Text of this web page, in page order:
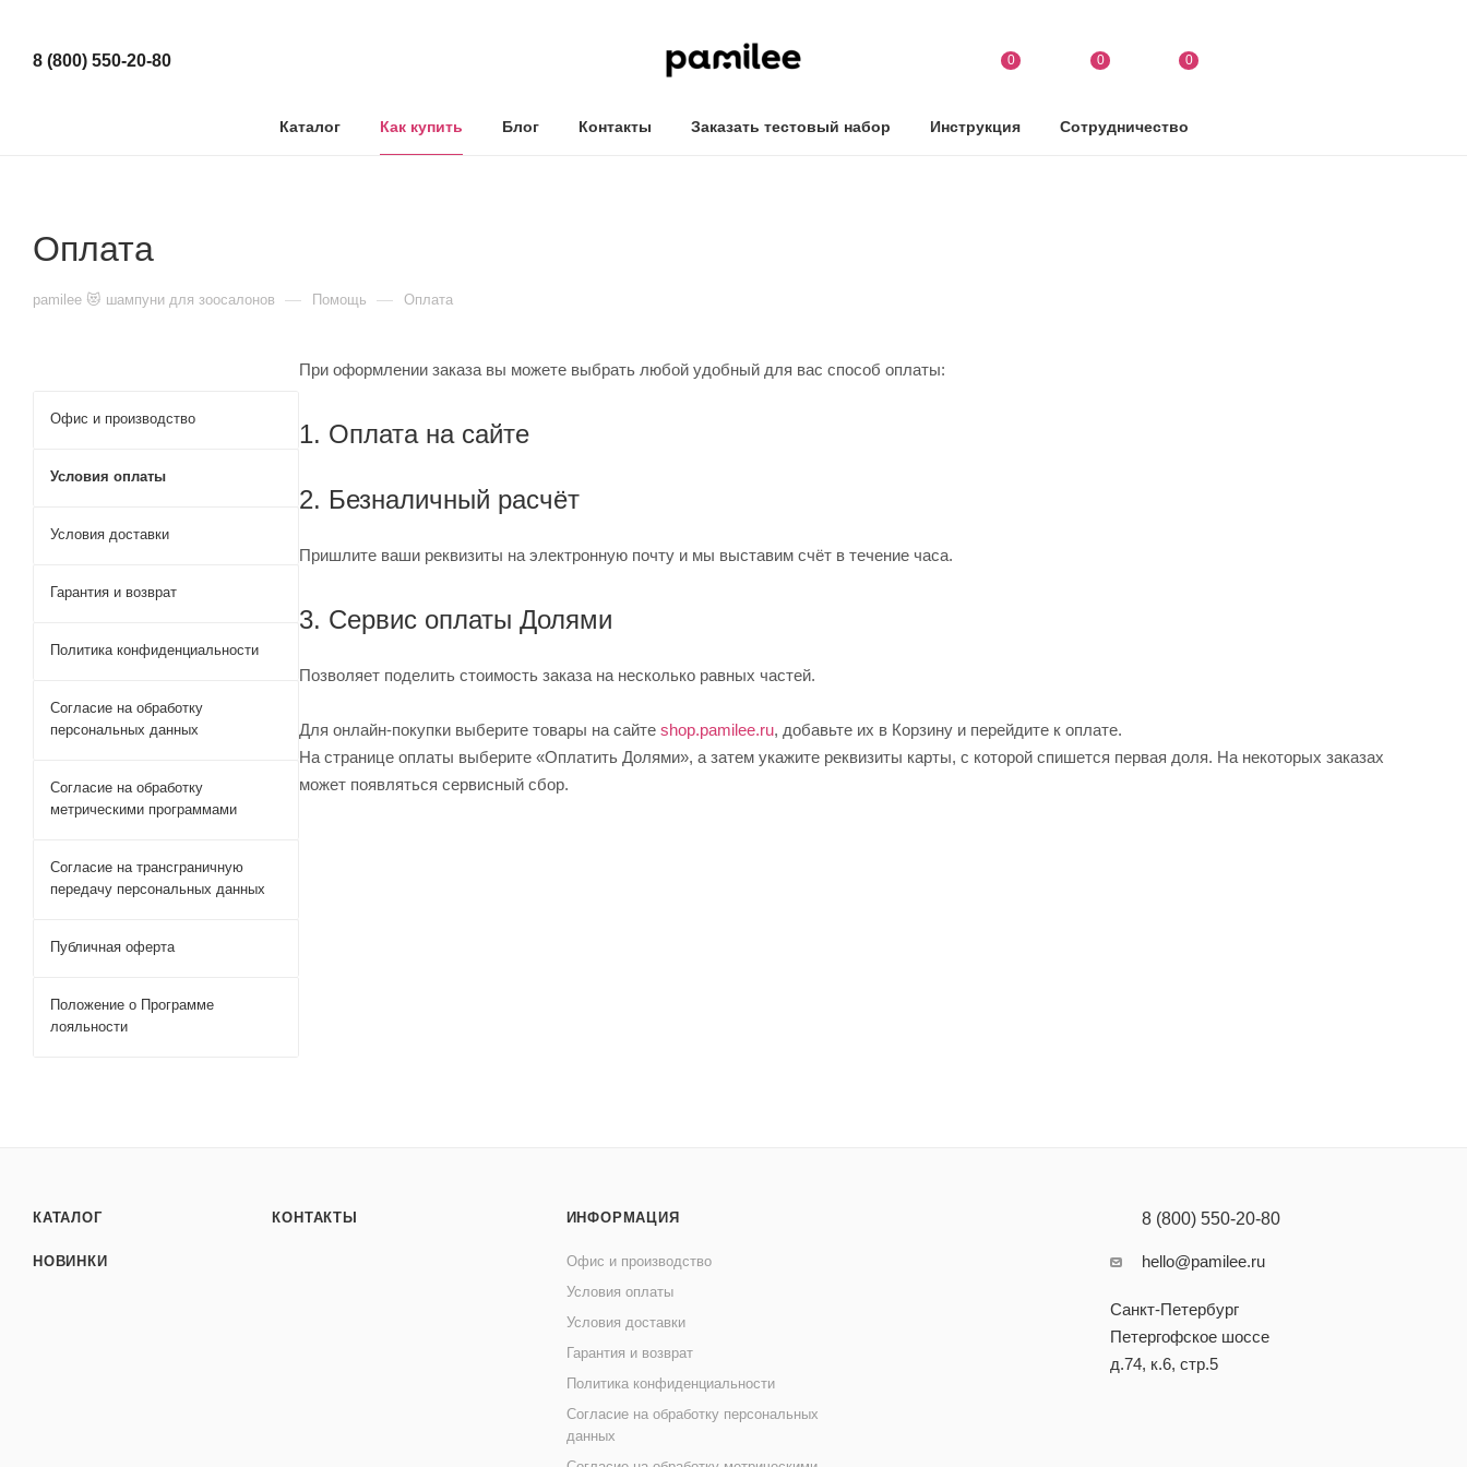
8 (800) 550-20-80 0 0 0
Каталог Как купить Блог Контакты Заказать тестовый набор Инструкция Сотрудничество
Оплата
pamilee 😻 шампуни для зоосалонов — Помощь — Оплата
При оформлении заказа вы можете выбрать любой удобный для вас способ оплаты:
1. Оплата на сайте
2. Безналичный расчёт
Пришлите ваши реквизиты на электронную почту и мы выставим счёт в течение часа.
3. Сервис оплаты Долями
Позволяет поделить стоимость заказа на несколько равных частей.
Для онлайн-покупки выберите товары на сайте shop.pamilee.ru, добавьте их в Корзину и перейдите к оплате.
На странице оплаты выберите «Оплатить Долями», а затем укажите реквизиты карты, с которой спишется первая доля. На некоторых заказах
может появляться сервисный сбор.
Офис и производство
Условия оплаты
Условия доставки
Гарантия и возврат
Политика конфиденциальности
Согласие на обработку
персональных данных
Согласие на обработку
метрическими программами
Согласие на трансграничную
передачу персональных данных
Публичная оферта
Положение о Программе
лояльности
КАТАЛОГ
НОВИНКИ
КОНТАКТЫ ИНФОРМАЦИЯ
Офис и производство
Условия оплаты
Условия доставки
Гарантия и возврат
Политика конфиденциальности
Согласие на обработку персональных
данных
8 (800) 550-20-80
hello@pamilee.ru
Санкт-Петербург
Петергофское шоссе
д.74, к.6, стр.5